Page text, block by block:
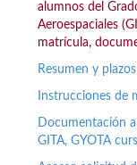
alumnos del
Aeroespaciales
matrícula,
Resumen y
Instrucciones de
Documentación
GITA, GYOTA